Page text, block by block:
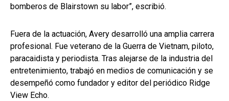
bomberos de Blairstown su labor”, escribió.
Fuera de la actuación, Avery desarrolló una amplia carrera
profesional. Fue veterano de la Guerra de Vietnam, piloto,
paracaidista y periodista. Tras alejarse de la industria del
entretenimiento, trabajó en medios de comunicación y se
desempeñó como fundador y editor del periódico Ridge
View Echo.